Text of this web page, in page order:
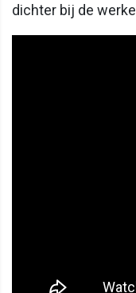
dichter bij de